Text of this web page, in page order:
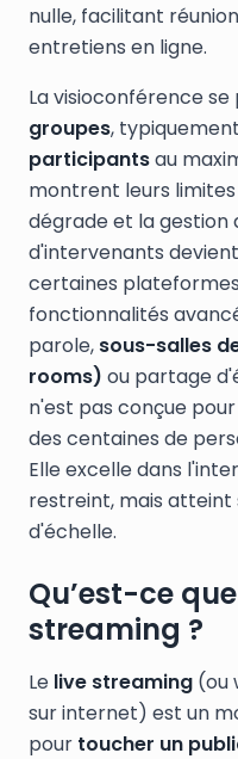
nulle, facilitant
entretiens en ligne.
La visioconférence
groupes, typiquement
participantsau
montrent leurs
dégrade et la
d'intervenants
certaines
fonctionnalités
parole, sous-salles
rooms) ou partage
n'est pas conçue
des centaines de
Elle excelle dans
restreint, mais atteint
d'échelle.
Qu’est-ce
streaming ?
Le live streaming (ou
sur internet) est un
pour toucher un